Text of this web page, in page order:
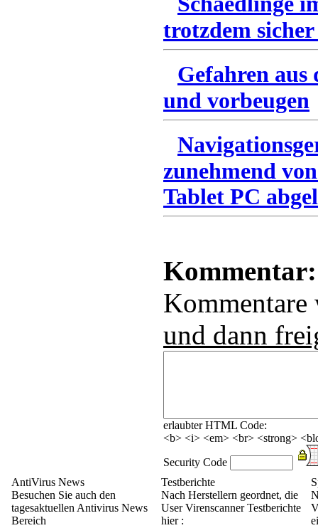
trotzdem
Gefahren
und vorbeugen
zunehmend
Tablet PC
Kommentar:
und dann
erlaubter HTML Code:
<b> <i> <em> <br> <strong>
Security Code
AntiVirus News
Besuchen Sie auch den
tagesaktuellen Antivirus News
Bereich
Testberichte
Nach Herstellern geordnet, die
User Virenscanner Testberichte
hier :